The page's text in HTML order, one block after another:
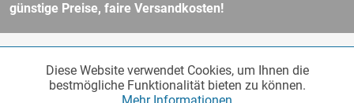
günstige Preise, faire Versandkosten!
und ggf. Nachnahmegebühren, wenn nicht anders beschrieben.
Unser Webshop richtet sich an Unternehmer, öffentliche Institute und
Funktionale Aktiv
Diese Website verwendet Cookies, um Ihnen die
bestmögliche Funktionalität bieten zu können.